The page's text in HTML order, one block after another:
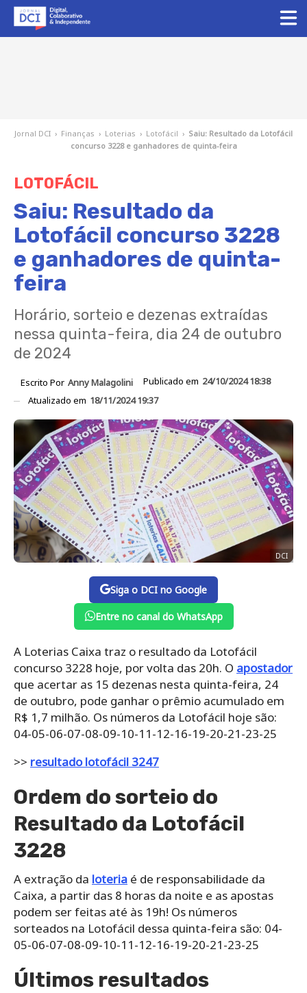
Jornal DCI › Finanças › Loterias › Lotofácil › Saiu: Resultado da Lotofácil
concurso 3228 e ganhadores de quinta-feira
LOTOFÁCIL
Saiu: Resultado da
Lotofácil concurso 3228
e ganhadores de quinta-
feira
Horário, sorteio e dezenas extraídas
nessa quinta-feira, dia 24 de outubro
de 2024
Escrito Por Anny Malagolini Publicado em 24/10/2024 18:38
Atualizado em 18/11/2024 19:37
DCI
Siga o DCI no Google
Entre no canal do WhatsApp
A Loterias Caixa traz o resultado da Lotofácil
concurso 3228 hoje, por volta das 20h. O apostador
que acertar as 15 dezenas nesta quinta-feira, 24
de outubro, pode ganhar o prêmio acumulado em
R$ 1,7 milhão. Os números da Lotofácil hoje são:
04-05-06-07-08-09-10-11-12-16-19-20-21-23-25
>> resultado lotofácil 3247
Ordem do sorteio do
Resultado da Lotofácil
3228
A extração da loteria é de responsabilidade da
Caixa, a partir das 8 horas da noite e as apostas
podem ser feitas até às 19h! Os números
sorteados na Lotofácil dessa quinta-feira são: 04-
05-06-07-08-09-10-11-12-16-19-20-21-23-25
Últimos resultados